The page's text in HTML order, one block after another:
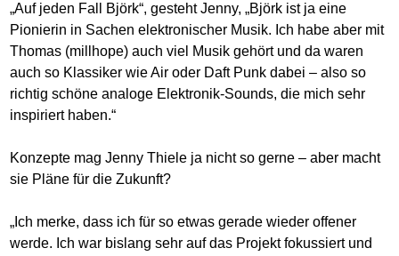
„Auf jeden Fall Björk“, gesteht Jenny, „Björk ist ja eine
Pionierin in Sachen elektronischer Musik. Ich habe aber mit
Thomas (millhope) auch viel Musik gehört und da waren
auch so Klassiker wie Air oder Daft Punk dabei – also so
richtig schöne analoge Elektronik-Sounds, die mich sehr
inspiriert haben.“
Konzepte mag Jenny Thiele ja nicht so gerne – aber macht
sie Pläne für die Zukunft?
„Ich merke, dass ich für so etwas gerade wieder offener
werde. Ich war bislang sehr auf das Projekt fokussiert und